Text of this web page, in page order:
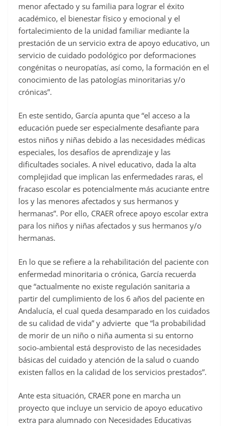
menor afectado y su familia para lograr el éxito
académico, el bienestar físico y emocional y el
fortalecimiento de la unidad familiar mediante la
prestación de un servicio extra de apoyo educativo, un
servicio de cuidado podológico por deformaciones
congénitas o neuropatías, así como, la formación en el
conocimiento de las patologías minoritarias y/o
crónicas”.
En este sentido, García apunta que “el acceso a la
educación puede ser especialmente desafiante para
estos niños y niñas debido a las necesidades médicas
especiales, los desafíos de aprendizaje y las
dificultades sociales. A nivel educativo, dada la alta
complejidad que implican las enfermedades raras, el
fracaso escolar es potencialmente más acuciante entre
los y las menores afectados y sus hermanos y
hermanas”. Por ello, CRAER ofrece apoyo escolar extra
para los niños y niñas afectados y sus hermanos y/o
hermanas.
En lo que se refiere a la rehabilitación del paciente con
enfermedad minoritaria o crónica, García recuerda
que “actualmente no existe regulación sanitaria a
partir del cumplimiento de los 6 años del paciente en
Andalucía, el cual queda desamparado en los cuidados
de su calidad de vida” y advierte que “la probabilidad
de morir de un niño o niña aumenta si su entorno
socio-ambiental está desprovisto de las necesidades
básicas del cuidado y atención de la salud o cuando
existen fallos en la calidad de los servicios prestados”.
Ante esta situación, CRAER pone en marcha un
proyecto que incluye un servicio de apoyo educativo
extra para alumnado con Necesidades Educativas